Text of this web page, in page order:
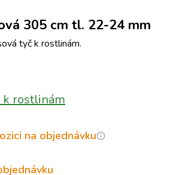
305 cm tl. 22-24 mm
tyč k rostlinám.
rostlinám
na objednávku